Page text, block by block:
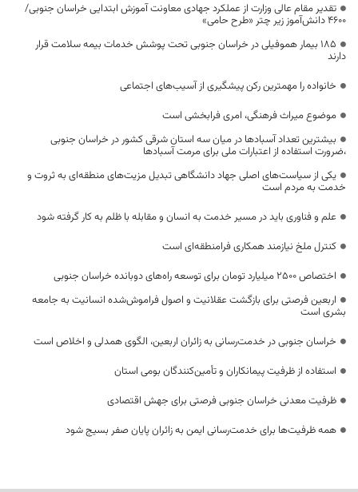
تقدیر مقام عالی وزارت از عملکرد جهادی معاونت آموزش ابتدایی خراسان جنوبی/
۴۶۰۰ دانش‌آموز زیر چتر «طرح حامی»
۱۸۵ بیمار هموفیلی در خراسان جنوبی تحت پوشش خدمات بیمه سلامت قرار
دارند
خانواده را مهمترین رکن پیشگیری از آسیب‌های اجتماعی
موضوع میراث فرهنگی، امری فرابخشی است
بیشترین تعداد آسبادها در میان سه استان شرقی کشور در خراسان جنوبی
،ضرورت استفاده از اعتبارات ملی برای مرمت آسبادها
یکی از سیاست‌های اصلی جهاد دانشگاهی تبدیل مزیت‌های منطقه‌ای به ثروت و
خدمت به مردم است
علم و فناوری باید در مسیر خدمت به انسان و مقابله با ظلم به کار گرفته شود
کنترل ملخ نیازمند همکاری فرامنطقه‌ای است
اختصاص 2500 میلیارد تومان برای توسعه راه‌های دوبانده خراسان جنوبی
اربعین فرصتی برای بازگشت عقلانیت و اصول فراموش‌شده انسانیت به جامعه
بشری است
خراسان جنوبی در خدمت‌رسانی به زائران اربعین، الگوی همدلی و اخلاص است
استفاده از ظرفیت پیمانکاران و تأمین‌کنندگان بومی استان
ظرفیت معدنی خراسان جنوبی فرصتی برای جهش اقتصادی
همه ظرفیت‌ها برای خدمت‌رسانی ایمن به زائران پایان صفر بسیج شود